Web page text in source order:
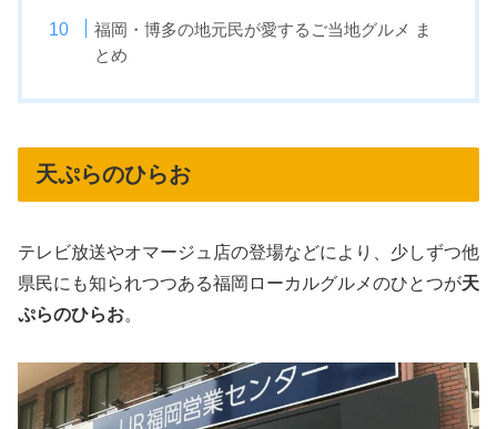
福岡・博多の地元民が愛するご当地グルメ ま
とめ
天ぷらのひらお
テレビ放送やオマージュ店の登場などにより、少しずつ他
県民にも知られつつある福岡ローカルグルメのひとつが天
ぷらのひらお。